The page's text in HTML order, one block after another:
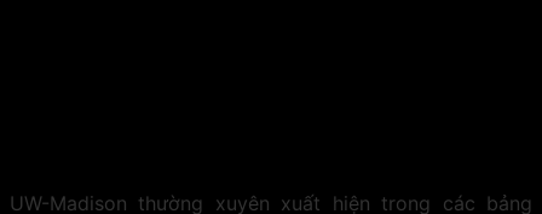
UW-Madison thường xuyên xuất hiện trong các bảng